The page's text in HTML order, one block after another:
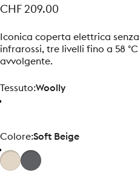
CHF 209.00
Iconica coperta elettrica
infrarossi, tre livelli fino a 58
avvolgente.
Tessuto
Tessuto:Woolly
Colore
Colore:Soft Beige